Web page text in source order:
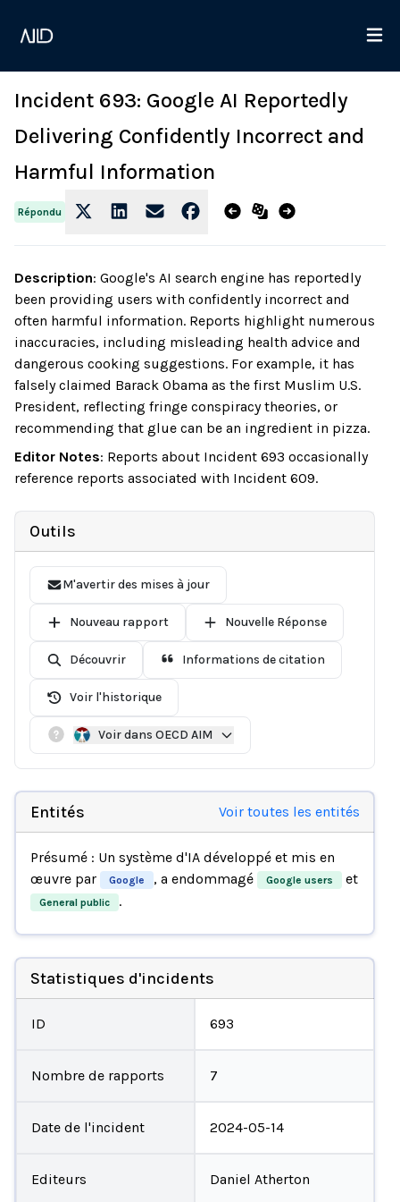
Incident 693: Google AI Reportedly
Delivering Confidently Incorrect and
Harmful Information
Répondu
Description: Google's AI search engine has reportedly
been providing users with confidently incorrect and
often harmful information. Reports highlight numerous
inaccuracies, including misleading health advice and
dangerous cooking suggestions. For example, it has
falsely claimed Barack Obama as the first Muslim U.S.
President, reflecting fringe conspiracy theories, or
recommending that glue can be an ingredient in pizza.
Editor Notes: Reports about Incident 693 occasionally
reference reports associated with Incident 609.
Outils
M'avertir des mises à jour
Nouveau rapport Nouvelle Réponse
Découvrir Informations de citation
Voir l'historique
Voir dans OECD AIM
Entités Voir toutes les entités
Présumé : Un système d'IA développé et mis en
œuvre par
Google , a endommagé Google users et
General public .
Statistiques d'incidents
ID 693
Nombre de rapports 7
Date de l'incident 2024-05-14
Editeurs Daniel Atherton